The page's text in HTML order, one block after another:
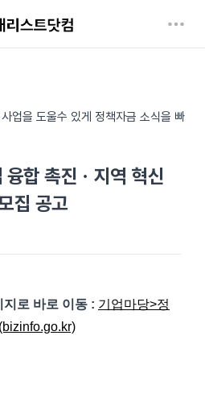
업을 도울수 있게 정책자금 소식을 빠
합 촉진ㆍ지역 혁신
집 공고
지로 바로 이동 : 기업마당>정